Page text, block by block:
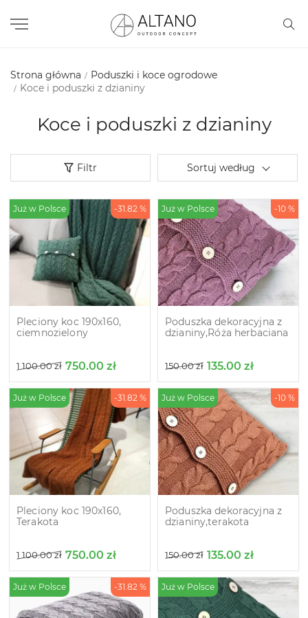
Strona główna
Poduszki i koce ogrodowe
Koce i poduszki z dzianiny
Koce i poduszki z dzianiny
Filtr Sortuj według
Już w Polsce -31.82 %
Pleciony koc 190х160,
ciemnozielony
1 100.00zł 750.00 zł
Już w Polsce -10 %
Poduszka dekoracyjna z
dzianiny,Róża herbaciana
150.00zł 135.00 zł
Już w Polsce -31.82 %
Pleciony koc 190х160,
Terakota
1 100.00zł 750.00 zł
Już w Polsce -10 %
Poduszka dekoracyjna z
dzianiny,terakota
150.00zł 135.00 zł
Już w Polsce -31.82 % Już w Polsce